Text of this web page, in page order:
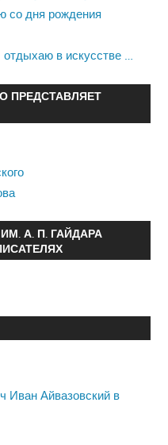
со дня рождения
отдыхаю в искусстве …
ПРЕДСТАВЛЯЕТ
А. П. ГАЙДАРА
Иван Айвазовский в